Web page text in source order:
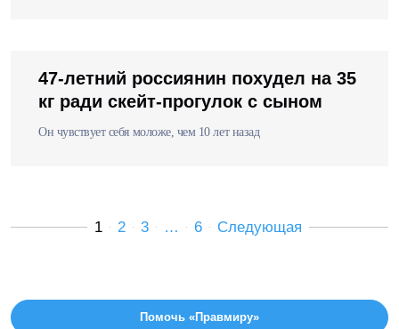
47-летний россиянин похудел на 35
кг ради скейт-прогулок с сыном
Он чувствует себя моложе, чем 10 лет назад
1 2 3 … 6 Следующая
Помочь «Правмиру»